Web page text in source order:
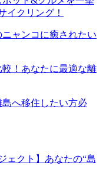
イクリング！
ャンコに癒されたい
！あなたに最適な離
島へ移住したい方必
ェクト】あなたの“島